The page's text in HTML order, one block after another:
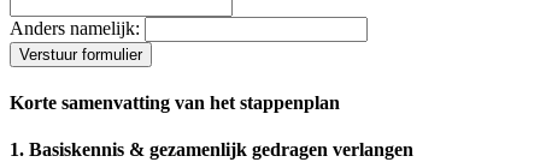
Anders namelijk:
Verstuur formulier
Korte samenvatting van het stappenplan
1. Basiskennis & gezamenlijk gedragen verlangen